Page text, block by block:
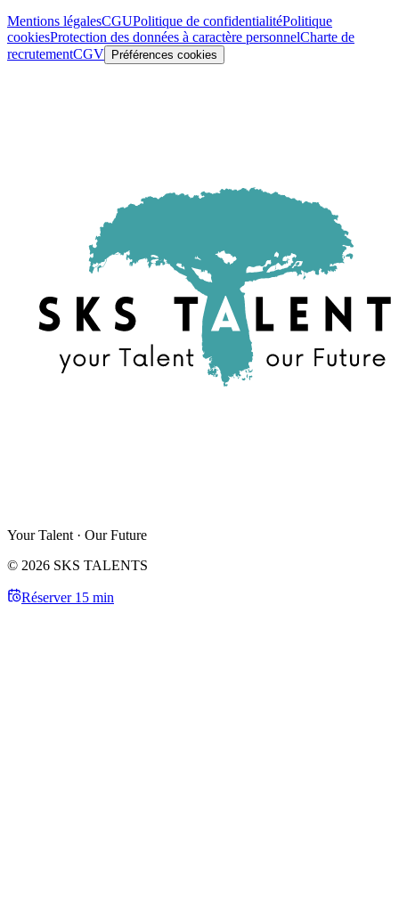
Mentions légalesCGUPolitique de confidentialitéPolitique
cookiesProtection des données à caractère personnelCharte de
recrutementCGV Préférences cookies
Your Talent · Our Future
© 2026 SKS TALENTS
Réserver 15 min